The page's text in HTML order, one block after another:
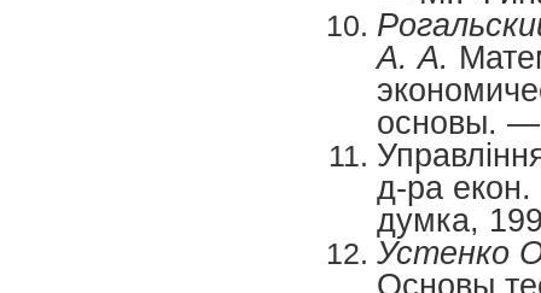
А. А.
основы.
д-ра
думка,
Устенко
Основы